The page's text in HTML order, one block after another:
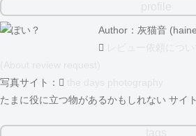
Author：灰猫音
写真サイト：
たまに役に立つ物があるかもしれない サイ